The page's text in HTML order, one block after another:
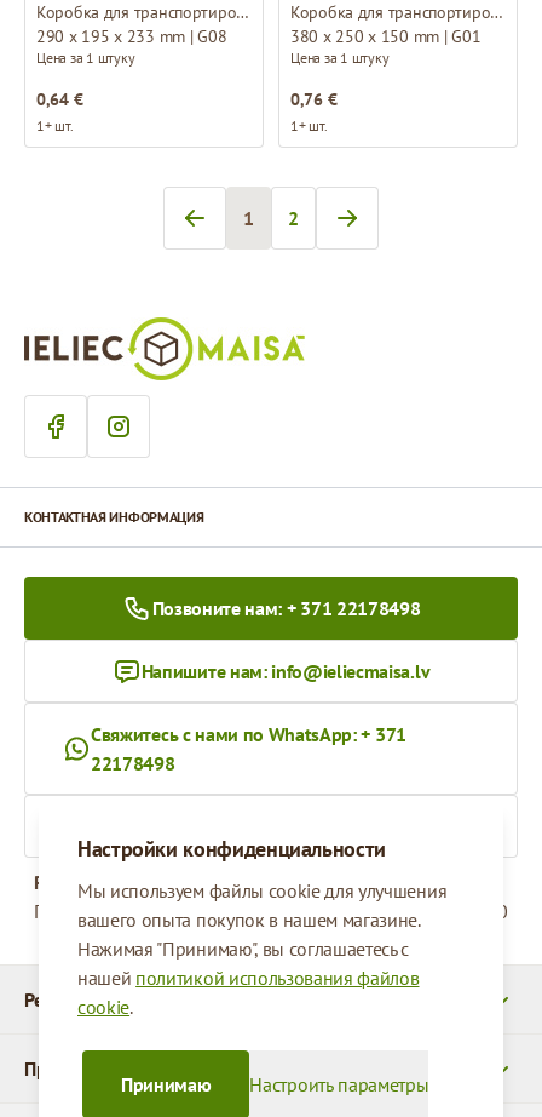
Коробка для транспортировки
290 x 195 x 233 mm | G08
Цена за 1 штуку
0,64 €
1+ шт.
Коробка для транспортировки
380 x 250 x 150 mm | G01
Цена за 1 штуку
0,76 €
1+ шт.
Вы сейчас читаете страницу
1
Страница
2
Настройки конфиденциальности
Мы используем файлы cookie для улучшения
вашего опыта покупок в нашем магазине.
Нажимая "Принимаю", вы соглашаетесь с
нашей политикой использования файлов
cookie.
Настроить параметры
Принимаю
Реквизиты
Продукты
КОНТАКТНАЯ ИНФОРМАЦИЯ
Позвоните нам: + 371 22178498
Напишите нам: info@ieliecmaisa.lv
Свяжитесь с нами по WhatsApp: + 371
22178498
Рабочее время
Понедельник - Пятница
09:00 - 17:00